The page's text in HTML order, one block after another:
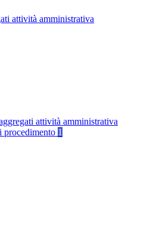
attività amministrativa
attività amministrativa
procedimento 1